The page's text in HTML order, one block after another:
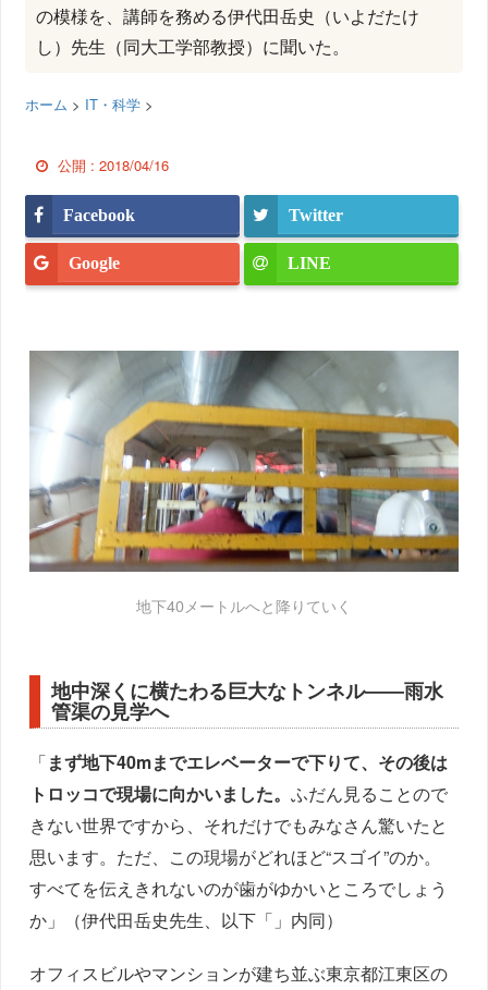
の模様を、講師を務める伊代田岳史（いよだたけ
し）先生（同大工学部教授）に聞いた。
ホーム > IT・科学 >
公開 :2018/04/16
Facebook Twitter
Google LINE
地下40メートルへと降りていく
地中深くに横たわる巨大なトンネル――雨水
管渠の見学へ
「まず地下40mまでエレベーターで下りて、その後は
トロッコで現場に向かいました。ふだん見ることので
きない世界ですから、それだけでもみなさん驚いたと
思います。ただ、この現場がどれほど“スゴイ”のか。
すべてを伝えきれないのが歯がゆかいところでしょう
か」（伊代田岳史先生、以下「」内同）
オフィスビルやマンションが建ち並ぶ東京都江東区の